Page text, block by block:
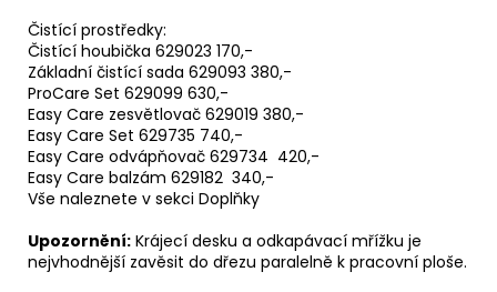
Čistící prostředky:
Čistící houbička 629023 170,-
Základní čistící sada 629093 380,-
ProCare Set 629099 630,-
Easy Care zesvětlovač 629019 380,-
Easy Care Set 629735 740,-
Easy Care odvápňovač 629734 420,-
Easy Care balzám 629182 340,-
Vše naleznete v sekci Doplňky
Upozornění: Krájecí desku a odkapávací mřížku je
nejvhodnější zavěsit do dřezu paralelně k pracovní ploše.